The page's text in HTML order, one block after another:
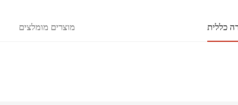
כללית מוצרים מומלצים